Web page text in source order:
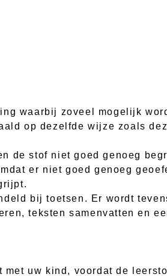
waarbij zoveel mogelijk
op dezelfde wijze zoals
de stof niet goed genoeg
er niet goed genoeg
bij toetsen. Er wordt
teksten samenvatten en
uw kind, voordat de